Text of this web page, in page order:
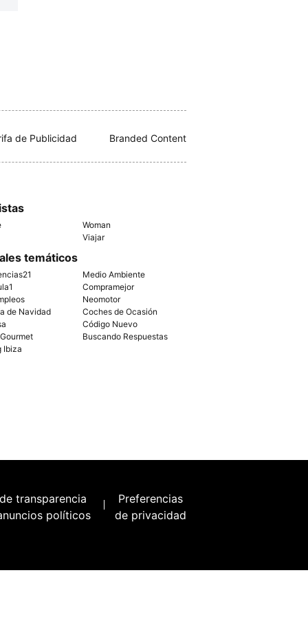
de Publicidad Branded Content
Woman
Viajar
temáticos
Medio Ambiente
Compramejor
Neomotor
de Navidad
Coches de Ocasión
Código Nuevo
Buscando Respuestas
Ibiza
transparencia
políticos
Preferencias
de privacidad